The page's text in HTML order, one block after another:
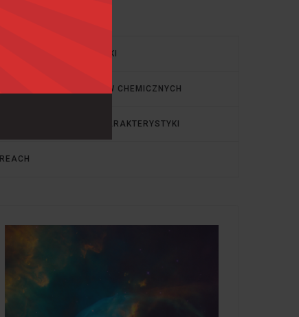
KARTY CHARAKTERYSTYKI
TRANSPORT PRODUKTÓW CHEMICZNYCH
TŁUMACZENIA KART CHARAKTERYSTYKI
REACH